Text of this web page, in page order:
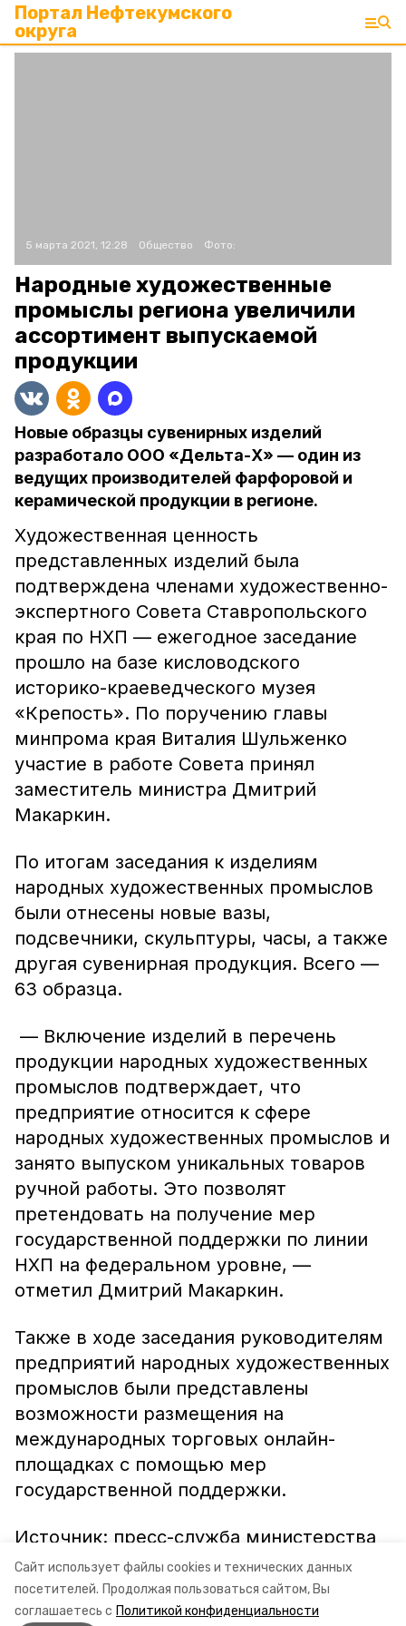
Сайт использует файлы cookies и технических данных
посетителей. Продолжая пользоваться сайтом, Вы
соглашаетесь с Политикой конфиденциальности
Портал Нефтекумского
округа
5 марта 2021, 12:28 Общество Фото:
Народные художественные
промыслы региона увеличили
ассортимент выпускаемой
продукции
Новые образцы сувенирных изделий
разработало ООО «Дельта-Х» — один из
ведущих производителей фарфоровой и
керамической продукции в регионе.
Художественная ценность
представленных изделий была
подтверждена членами художественно-
экспертного Совета Ставропольского
края по НХП — ежегодное заседание
прошло на базе кисловодского
историко-краеведческого музея
«Крепость». По поручению главы
минпрома края Виталия Шульженко
участие в работе Совета принял
заместитель министра Дмитрий
Макаркин.
По итогам заседания к изделиям
народных художественных промыслов
были отнесены новые вазы,
подсвечники, скульптуры, часы, а также
другая сувенирная продукция. Всего —
63 образца.
— Включение изделий в перечень
продукции народных художественных
промыслов подтверждает, что
предприятие относится к сфере
народных художественных промыслов и
занято выпуском уникальных товаров
ручной работы. Это позволят
претендовать на получение мер
государственной поддержки по линии
НХП на федеральном уровне, —
отметил Дмитрий Макаркин.
Также в ходе заседания руководителям
предприятий народных художественных
промыслов были представлены
возможности размещения на
международных торговых онлайн-
площадках с помощью мер
государственной поддержки.
Источник: пресс-служба министерства
энергетики, промышленности и связи
Ставропольского края